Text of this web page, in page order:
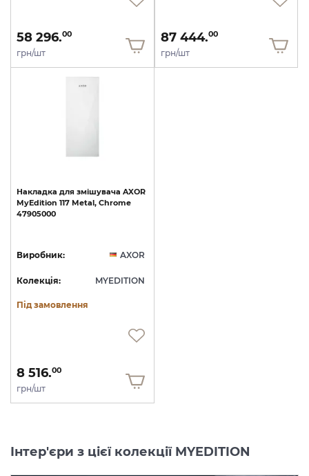
58 296.00
грн/шт
87 444.00
грн/шт
Накладка для змішувача AXOR
MyEdition 117 Metal, Chrome
47905000
Виробник: AXOR
Колекція: MYEDITION
Під замовлення
8 516.00
грн/шт
Інтер'єри з цієї колекції MYEDITION